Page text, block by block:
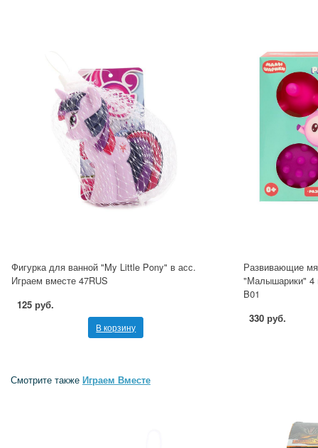
Фигурка для ванной "My Little Pony" в асс.
Играем вместе 47RUS
125 руб.
В корзину
Развивающие
"Малышарики" 4
B01
330 руб.
Смотрите также Играем Вместе